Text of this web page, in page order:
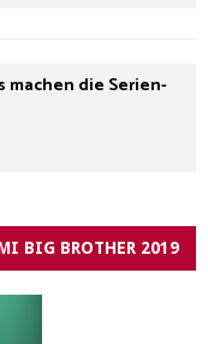
machen die Serien-
BIG BROTHER 2019